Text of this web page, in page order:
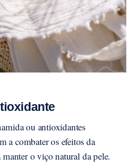
ou antioxidantes
a combater os efeitos da
manter o viço natural da pele.